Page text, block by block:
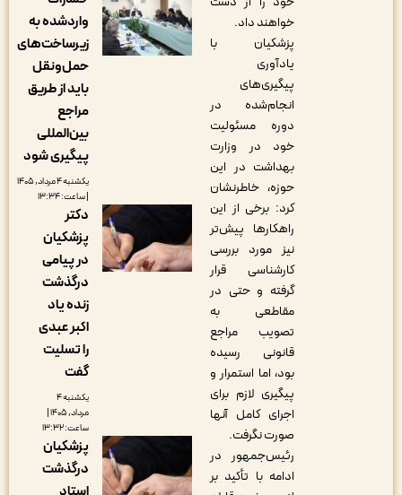
خواهند داد.
پزشکیان با
پیگیری‌های
انجام‌شده در
دوره مسئولیت
خود در وزارت
بهداشت در این
حوزه، خاطرنشان
کرد: برخی از این
راهکارها پیش‌تر
نیز مورد بررسی
کارشناسی قرار
گرفته و حتی در
مقاطعی به
تصویب مراجع
قانونی رسیده
بود، اما استمرار و
پیگیری لازم برای
اجرای کامل آنها
صورت نگرفت.
رئیس‌جمهور در
ادامه با تأکید بر
واردشده به
زیرساخت‌های
حمل‌ونقل
باید از طریق
بین‌المللی
پیگیری شود
یکشنبه ۴ مرداد, ۱۴۰۵
دکتر
پزشکیان
در پیامی
درگذشت
زنده یاد
اکبر عبدی
را تسلیت
مرداد, ۱۴۰۵ |
پزشکیان
درگذشت